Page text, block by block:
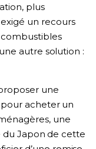
plus
un recours
autre solution :
une
acheter un
une
du Japon de cette